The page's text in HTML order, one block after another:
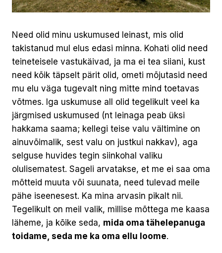
Need olid minu uskumused leinast, mis olid
takistanud mul elus edasi minna. Kohati olid need
teineteisele vastukäivad, ja ma ei tea siiani, kust
need kõik täpselt pärit olid, ometi mõjutasid need
mu elu väga tugevalt ning mitte mind toetavas
võtmes. Iga uskumuse all olid tegelikult veel ka
järgmised uskumused (nt leinaga peab üksi
hakkama saama; kellegi teise valu vältimine on
ainuvõimalik, sest valu on justkui nakkav), aga
selguse huvides tegin siinkohal valiku
olulisematest. Sageli arvatakse, et me ei saa oma
mõtteid muuta või suunata, need tulevad meile
pähe iseenesest. Ka mina arvasin pikalt nii.
Tegelikult on meil valik, millise mõttega me kaasa
läheme, ja kõike seda, mida oma tähelepanuga
toidame, seda me ka oma ellu loome.